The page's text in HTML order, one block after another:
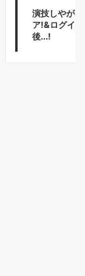
演技しやが
ア!&ログイ
後...!